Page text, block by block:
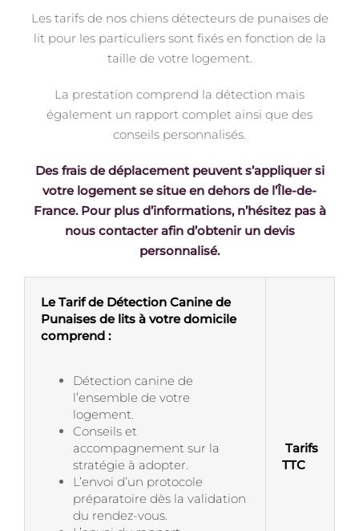
Les tarifs de nos chiens détecteurs de punaises de
lit pour les particuliers sont fixés en fonction de la
taille de votre logement.
La prestation comprend la détection mais
également un rapport complet ainsi que des
conseils personnalisés.
Des frais de déplacement peuvent s’appliquer si
votre logement se situe en dehors de l’Île-de-
France. Pour plus d’informations, n’hésitez pas à
nous contacter afin d’obtenir un devis
personnalisé.
Le Tarif de Détection Canine de
Punaises de lits à votre domicile
comprend :
Détection canine de
l’ensemble de votre
logement.
Conseils et
accompagnement sur la
stratégie à adopter.
L’envoi d’un protocole
préparatoire dès la validation
du rendez-vous.
Tarifs
TTC